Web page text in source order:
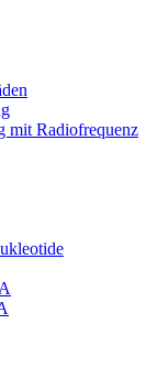
mit Radiofrequenz